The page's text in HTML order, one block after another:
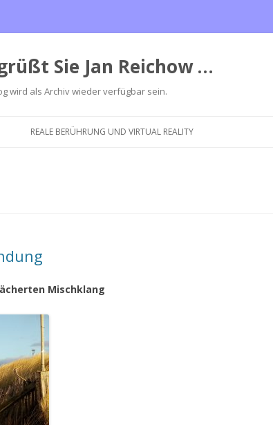
Sie Jan Reichow …
wird als Archiv wieder verfügbar sein.
Inhalt
REALE BERÜHRUNG UND VIRTUAL REALITY
Mischklang